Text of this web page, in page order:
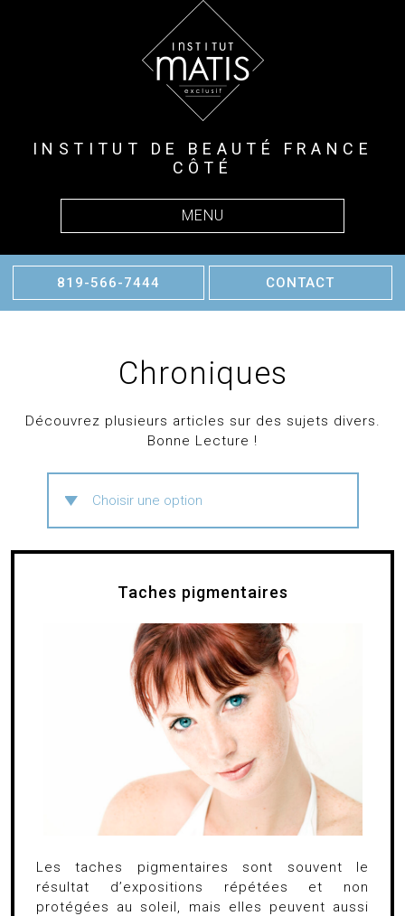
INSTITUT DE BEAUTÉ FRANCE
CÔTÉ
MENU
819-566-7444 CONTACT
Chroniques
Découvrez plusieurs articles sur des sujets divers.
Bonne Lecture !
Taches pigmentaires
Les taches pigmentaires sont souvent le
résultat d’expositions répétées et non
protégées au soleil, mais elles peuvent aussi